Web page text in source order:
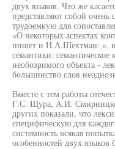
двух языков. Что же
представляют собой
трудоемкую для
«О некоторых аспектах
пишет и Н.А.Шехтман: «.
семантики: семантическое
необозримого объекта -
большинство слов
Вместе с тем работы
Г.С. Щура, А.И.
других показали, что
специфическую для
системность всякая
особенностей двух